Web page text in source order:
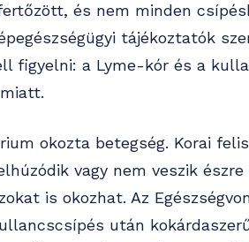
és nem minden
tájékoztatók
figyelni: a Lyme-kór és a
okozta betegség. Korai
vagy nem veszik
is okozhat. Az
után